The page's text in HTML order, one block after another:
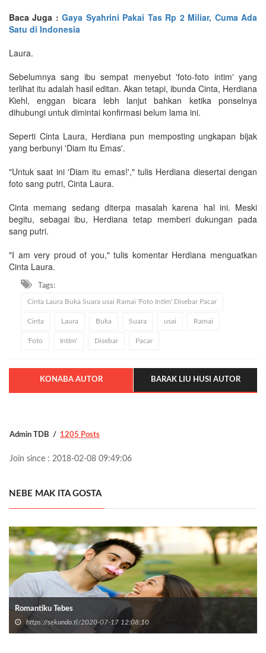
Baca Juga :Gaya Syahrini Pakai Tas Rp 2 Miliar, Cuma Ada
Satu di Indonesia
Laura.
Sebelumnya sang ibu sempat menyebut 'foto-foto intim' yang
terlihat itu adalah hasil editan. Akan tetapi, ibunda Cinta, Herdiana
Kiehl, enggan bicara lebh lanjut bahkan ketika ponselnya
dihubungi untuk dimintai konfirmasi belum lama ini.
Seperti Cinta Laura, Herdiana pun memposting ungkapan bijak
yang berbunyi 'Diam itu Emas'.
"Untuk saat ini 'Diam itu emas!'," tulis Herdiana diesertai dengan
foto sang putri, Cinta Laura.
Cinta memang sedang diterpa masalah karena hal ini. Meski
begitu, sebagai ibu, Herdiana tetap memberi dukungan pada
sang putri.
"I am very proud of you," tulis komentar Herdiana menguatkan
Cinta Laura.
Tags:
Cinta Laura Buka Suara usai Ramai 'Foto Intim' Disebar Pacar
Cinta Laura Buka Suara usai Ramai
'Foto Intim' Disebar Pacar
KONABA AUTOR BARAK LIU HUSI AUTOR
Admin TDB 1205 Posts
Join since : 2018-02-08 09:49:06
NEBE MAK ITA GOSTA
Romantiku Tebes
https://sekundo.tl/2020-07-17 12:08:10